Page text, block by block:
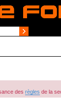
des règles de la